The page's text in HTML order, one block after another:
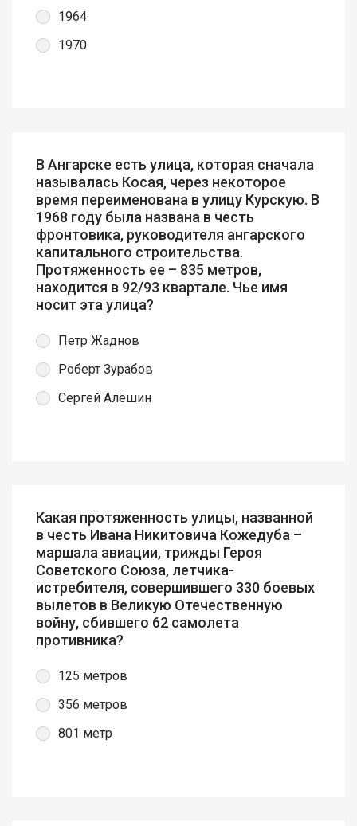
1964
1970
В Ангарске есть улица, которая сначала
называлась Косая, через некоторое
время переименована в улицу Курскую. В
1968 году была названа в честь
фронтовика, руководителя ангарского
капитального строительства.
Протяженность ее – 835 метров,
находится в 92/93 квартале. Чье имя
носит эта улица?
Петр Жаднов
Роберт Зурабов
Сергей Алёшин
Какая протяженность улицы, названной
в честь Ивана Никитовича Кожедуба –
маршала авиации, трижды Героя
Советского Союза, летчика-
истребителя, совершившего 330 боевых
вылетов в Великую Отечественную
войну, сбившего 62 самолета
противника?
125 метров
356 метров
801 метр